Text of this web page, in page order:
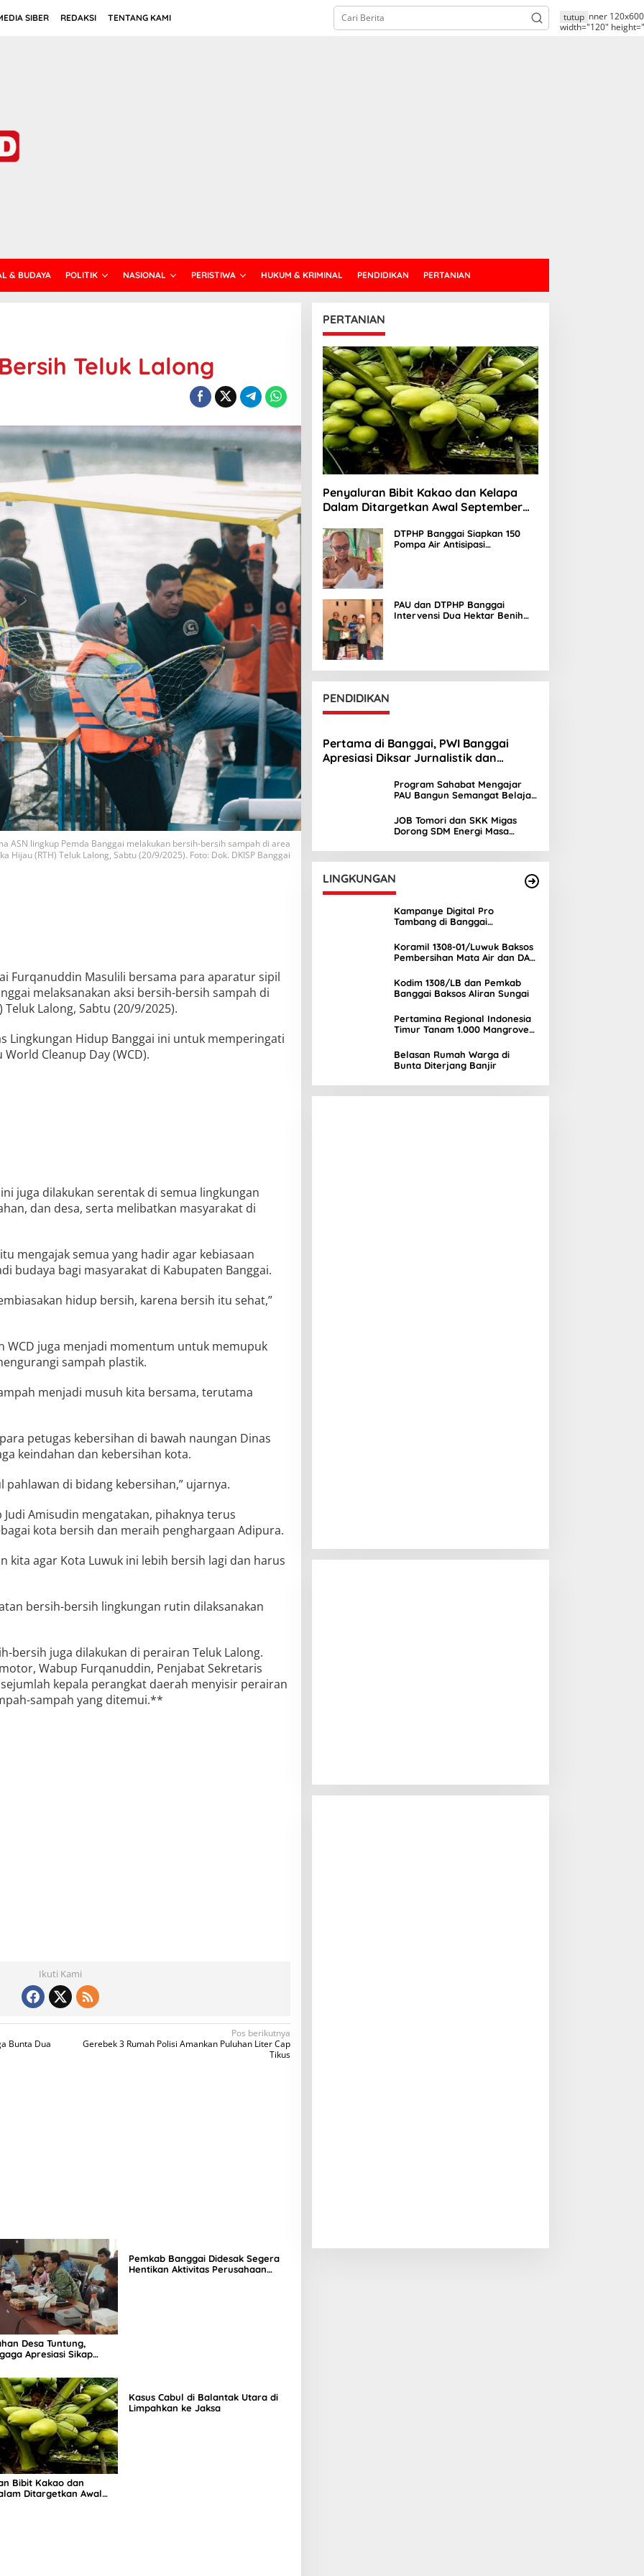
SIBER REDAKSI TENTANG KAMI
& BUDAYA POLITIK NASIONAL PERISTIWA HUKUM & KRIMINAL PENDIDIKAN PERTANIAN
tutup
alt="banner
width="120"
Teluk Lalong
ASN lingkup Pemda Banggai melakukan bersih-bersih sampah di area
Hijau (RTH) Teluk Lalong, Sabtu (20/9/2025). Foto: Dok. DKISP Banggai
Furqanuddin Masulili bersama para aparatur sipil
melaksanakan aksi bersih-bersih sampah di
Lalong, Sabtu (20/9/2025).
Lingkungan Hidup Banggai ini untuk memperingati
Cleanup Day (WCD).
juga dilakukan serentak di semua lingkungan
dan desa, serta melibatkan masyarakat di
mengajak semua yang hadir agar kebiasaan
budaya bagi masyarakat di Kabupaten Banggai.
hidup bersih, karena bersih itu sehat,”
WCD juga menjadi momentum untuk memupuk
sampah plastik.
menjadi musuh kita bersama, terutama
petugas kebersihan di bawah naungan Dinas
keindahan dan kebersihan kota.
di bidang kebersihan,” ujarnya.
Amisudin mengatakan, pihaknya terus
kota bersih dan meraih penghargaan Adipura.
kita agar Kota Luwuk ini lebih bersih lagi dan harus
bersih-bersih lingkungan rutin dilaksanakan
bersih juga dilakukan di perairan Teluk Lalong.
Wabup Furqanuddin, Penjabat Sekretaris
kepala perangkat daerah menyisir perairan
sampah yang ditemui.**
Ikuti Kami
Bunta Dua
Pos berikutnya
Gerebek 3 Rumah Polisi Amankan Puluhan Liter Cap
Tikus
Desa Tuntung,
Apresiasi Sikap
Pemkab Banggai Didesak Segera
Hentikan Aktivitas Perusahaan
Bibit Kakao dan
Ditargetkan Awal
Kasus Cabul di Balantak Utara di
Limpahkan ke Jaksa
PERTANIAN
Penyaluran Bibit Kakao dan Kelapa
Dalam Ditargetkan Awal September
DTPHP Banggai Siapkan 150
Pompa Air Antisipasi
PAU dan DTPHP Banggai
Intervensi Dua Hektar Benih
PENDIDIKAN
Pertama di Banggai, PWI Banggai
Apresiasi Diksar Jurnalistik dan
Program Sahabat Mengajar
PAU Bangun Semangat Belajar
JOB Tomori dan SKK Migas
Dorong SDM Energi Masa
UNIMA
LINGKUNGAN
Kampanye Digital Pro
Tambang di Banggai
Koramil 1308-01/Luwuk Baksos
Pembersihan Mata Air dan DAS
Kodim 1308/LB dan Pemkab
Banggai Baksos Aliran Sungai
Pertamina Regional Indonesia
Timur Tanam 1.000 Mangrove
Kepedulian Lingkungan
Belasan Rumah Warga di
Bunta Diterjang Banjir